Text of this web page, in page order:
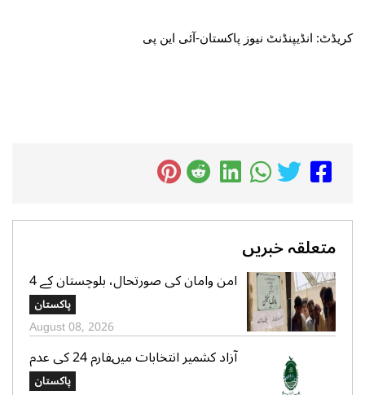
کریڈٹ: انڈیپنڈنٹ نیوز پاکستان-آئی این پی
متعلقہ خبریں
امن وامان کی صورتحال، بلوچستان کے 4
بلدیاتی حلقوں میں آج ہونیوالی پولنگ
ملتوی
پاکستان
August 08, 2026
آزاد کشمیر انتخابات میںفارم 24 کی عدم
فراہمی کے دعوے بے بنیاد ہیں، الیکشن
پاکستان